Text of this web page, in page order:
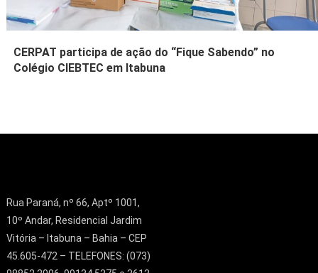
CERPAT participa de ação do “Fique Sabendo” no
Colégio CIEBTEC em Itabuna
Rua Paraná, nº 66, Aptº 1001,
10º Andar, Residencial Jardim
Vitória – Itabuna – Bahia – CEP
45.605-472 – TELEFONES: (073)